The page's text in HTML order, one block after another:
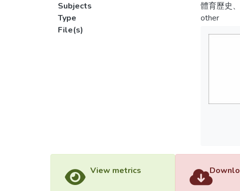
Subjects
體育歷史
Type
other
File(s)
View metrics